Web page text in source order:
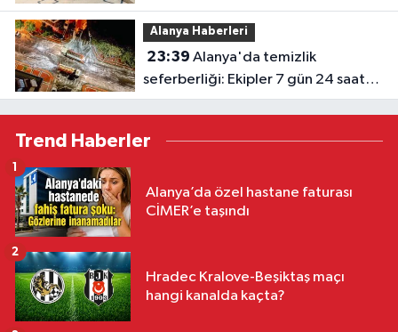
Öztürk'ten tebrik
Alanya Haberleri
23:39
seferberliği: Ekipler 7 gün 24 saat
sahada
Trend Haberler
Alanya’da özel hastane faturası
CİMER’e taşındı
1
Hradec Kralove-Beşiktaş maçı
hangi kanalda kaçta?
2